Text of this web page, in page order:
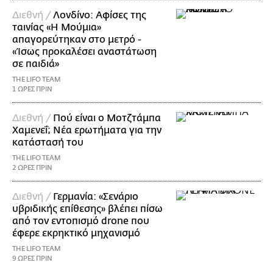
Διεθνή /Λονδίνο: Αφίσες της
ταινίας «Η Μούμια»
απαγορεύτηκαν στο μετρό -
«Ίσως προκαλέσει αναστάτωση
σε παιδιά»
THE LIFO TEAM
1 ΩΡΕΣ ΠΡΙΝ
Διεθνή / Πού είναι ο Μοτζτάμπα
Χαμενεΐ; Νέα ερωτήματα για την
κατάστασή του
THE LIFO TEAM
2 ΩΡΕΣ ΠΡΙΝ
Διεθνή / Γερμανία: «Σενάριο
υβριδικής επίθεσης» βλέπει πίσω
από τον εντοπισμό drone που
έφερε εκρηκτικό μηχανισμό
THE LIFO TEAM
9 ΩΡΕΣ ΠΡΙΝ